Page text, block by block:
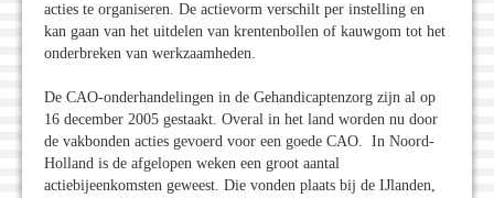
acties te organiseren. De actievorm verschilt per instelling en
kan gaan van het uitdelen van krentenbollen of kauwgom tot het
onderbreken van werkzaamheden.
De CAO-onderhandelingen in de Gehandicaptenzorg zijn al op
16 december 2005 gestaakt. Overal in het land worden nu door
de vakbonden acties gevoerd voor een goede CAO. In Noord-
Holland is de afgelopen weken een groot aantal
actiebijeenkomsten geweest. Die vonden plaats bij de IJlanden,